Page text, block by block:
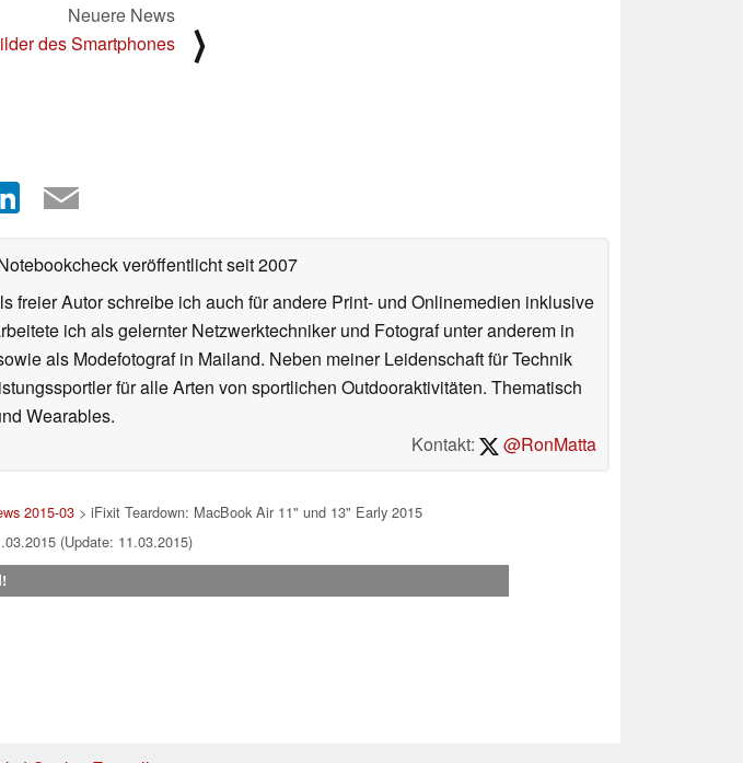
Neuere News
des Smartphones
⟩
veröffentlichtseit 2007
freier Autor schreibe ich auch für andere Print- und Onlinemedien inklusive
ich als gelernter Netzwerktechniker und Fotograf unter anderem in
als Modefotograf in Mailand. Neben meiner Leidenschaft für Technik
für alle Arten von sportlichen Outdooraktivitäten. Thematisch
Wearables.
Kontakt:
@RonMatta
2015-03> iFixit Teardown: MacBook Air 11" und 13" Early 2015
(Update: 11.03.2015)